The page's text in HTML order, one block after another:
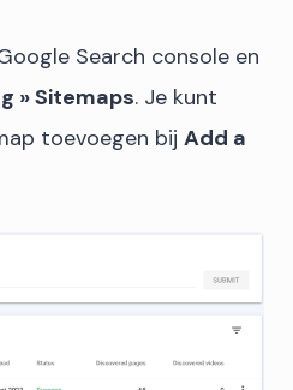
Search console en
» Sitemaps. Je kunt
toevoegen bij Add a